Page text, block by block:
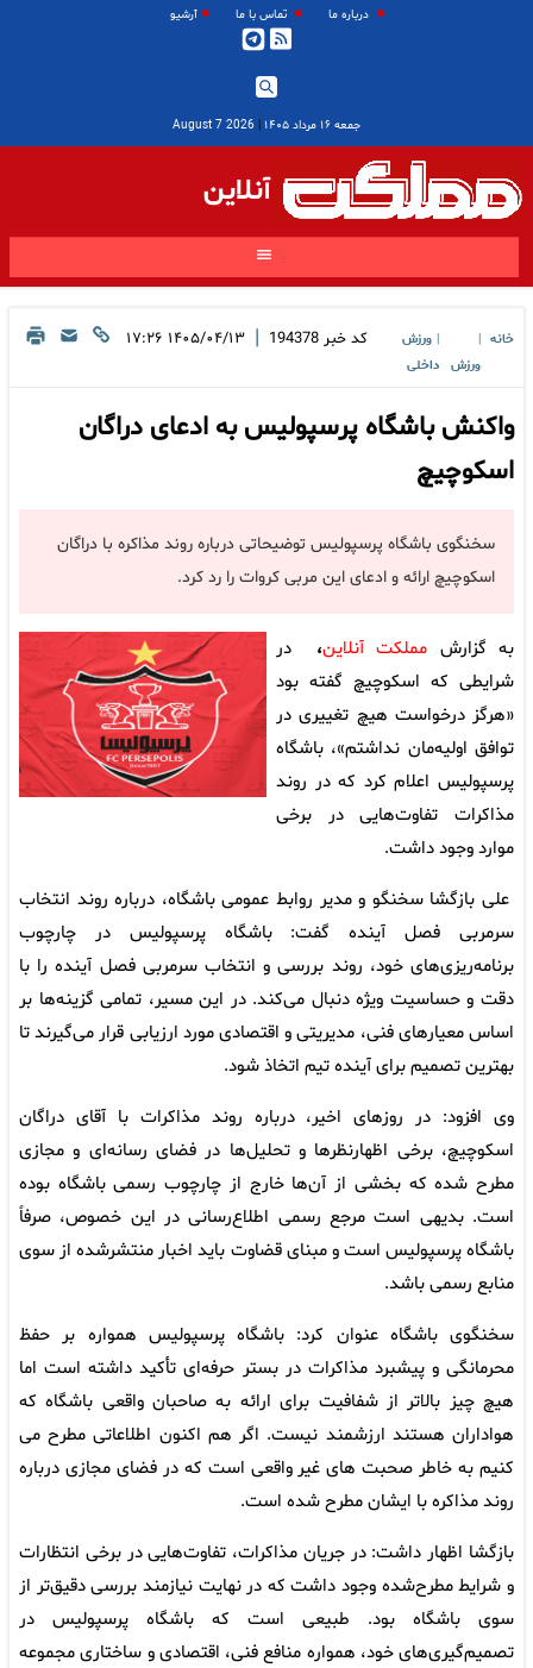
درباره ما تماس با ما آرشیو
جمعه ۱۶ مرداد ۱۴۰۵ |
2026 August 7
آنلاین
خانه
ورزش
ورزش
داخلی
کد خبر 194378
| ۱۴۰۵/۰۴/۱۳ ۱۷:۲۶
واکنش باشگاه پرسپولیس به ادعای دراگان
اسکوچیچ
سخنگوی باشگاه پرسپولیس توضیحاتی درباره روند مذاکره با دراگان
اسکوچیچ ارائه و ادعای این مربی کروات را رد کرد.
به گزارش مملکت آنلاین، در
شرایطی که اسکوچیچ گفته بود
«هرگز درخواست هیچ تغییری در
توافق اولیه‌مان نداشتم»، باشگاه
پرسپولیس اعلام کرد که در روند
مذاکرات تفاوت‌هایی در برخی
موارد وجود داشت.
علی بازگشا سخنگو و مدیر روابط عمومی باشگاه، درباره روند انتخاب
سرمربی فصل آینده گفت: باشگاه پرسپولیس در چارچوب
برنامه‌ریزی‌های خود، روند بررسی و انتخاب سرمربی فصل آینده را با
دقت و حساسیت ویژه دنبال می‌کند. در این مسیر، تمامی گزینه‌ها بر
اساس معیارهای فنی، مدیریتی و اقتصادی مورد ارزیابی قرار می‌گیرند تا
بهترین تصمیم برای آینده تیم اتخاذ شود.
وی افزود: در روزهای اخیر، درباره روند مذاکرات با آقای دراگان
اسکوچیچ، برخی اظهارنظرها و تحلیل‌ها در فضای رسانه‌ای و مجازی
مطرح شده که بخشی از آن‌ها خارج از چارچوب رسمی باشگاه بوده
است. بدیهی است مرجع رسمی اطلاع‌رسانی در این خصوص، صرفاً
باشگاه پرسپولیس است و مبنای قضاوت باید اخبار منتشرشده از سوی
منابع رسمی باشد.
سخنگوی باشگاه عنوان کرد: باشگاه پرسپولیس همواره بر حفظ
محرمانگی و پیشبرد مذاکرات در بستر حرفه‌ای تأکید داشته است اما
هیچ چیز بالاتر از شفافیت برای ارائه به صاحبان واقعی باشگاه که
هواداران هستند ارزشمند نیست. اگر هم اکنون اطلاعاتی مطرح می
کنیم به خاطر صحبت های غیر واقعی است که در فضای مجازی درباره
روند مذاکره با ایشان مطرح شده است.
بازگشا اظهار داشت: در جریان مذاکرات، تفاوت‌هایی در برخی انتظارات
و شرایط مطرح‌شده وجود داشت که در نهایت نیازمند بررسی دقیق‌تر از
سوی باشگاه بود. طبیعی است که باشگاه پرسپولیس در
تصمیم‌گیری‌های خود، همواره منافع فنی، اقتصادی و ساختاری مجموعه